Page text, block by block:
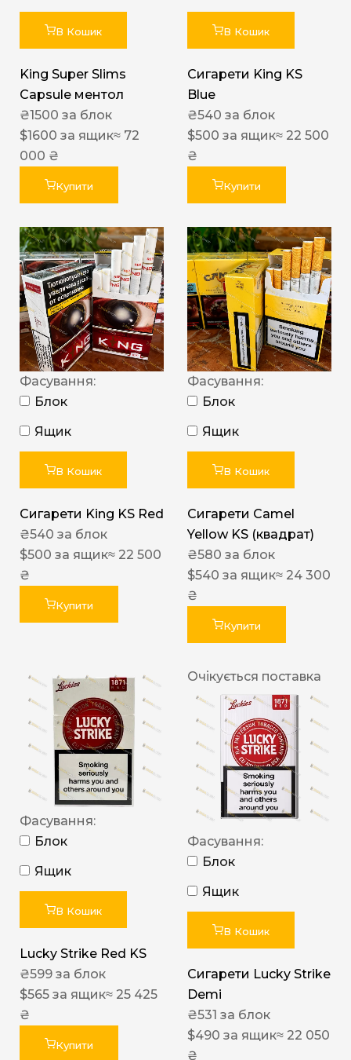
В Кошик
King Super Slims
Capsule ментол
₴1500 за блок
$1600 за ящик≈ 72
000 ₴
Купити
В Кошик
Сигарети King KS
Blue
₴540 за блок
$500 за ящик≈ 22 500
₴
Купити
Фасування:
Блок
Ящик
В Кошик
Сигарети King KS Red
₴540 за блок
$500 за ящик≈ 22 500
₴
Купити
Фасування:
Блок
Ящик
В Кошик
Сигарети Camel
Yellow KS (квадрат)
₴580 за блок
$540 за ящик≈ 24 300
₴
Купити
Фасування:
Блок
Ящик
В Кошик
Lucky Strike Red KS
₴599 за блок
$565 за ящик≈ 25 425
₴
Купити
Очікується поставка
Фасування:
Блок
Ящик
В Кошик
Сигарети Lucky Strike
Demi
₴531 за блок
$490 за ящик≈ 22 050
₴